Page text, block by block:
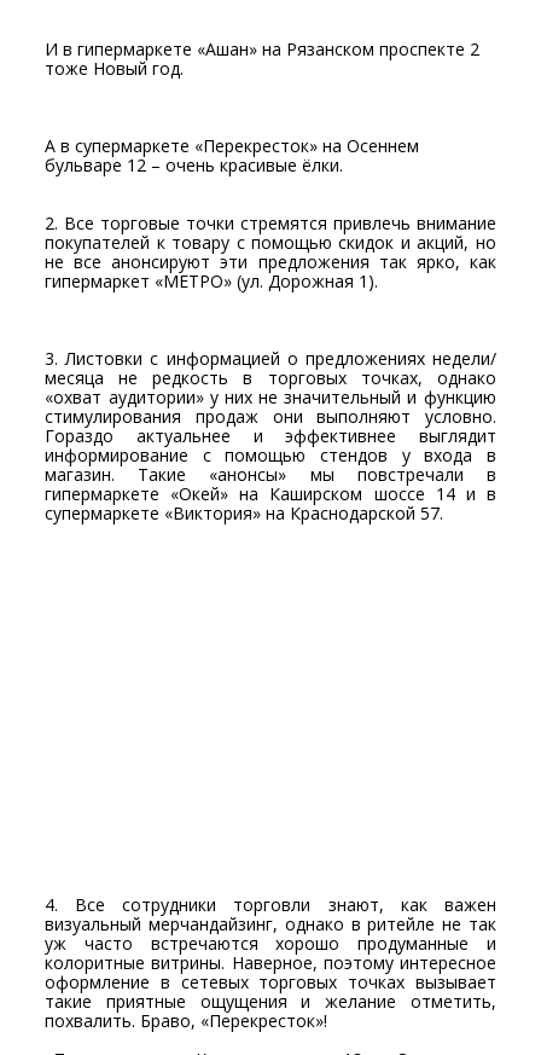
И в гипермаркете «Ашан» на Рязанском проспекте 2
тоже Новый год.
А в супермаркете «Перекресток» на Осеннем
бульваре 12 – очень красивые ёлки.
2. Все торговые точки стремятся привлечь внимание
покупателей к товару с помощью скидок и акций, но
не все анонсируют эти предложения так ярко, как
гипермаркет «МЕТРО» (ул. Дорожная 1).
3. Листовки с информацией о предложениях недели/
месяца не редкость в торговых точках, однако
«охват аудитории» у них не значительный и функцию
стимулирования продаж они выполняют условно.
Гораздо актуальнее и эффективнее выглядит
информирование с помощью стендов у входа в
магазин. Такие «анонсы» мы повстречали в
гипермаркете «Окей» на Каширском шоссе 14 и в
супермаркете «Виктория» на Краснодарской 57.
4. Все сотрудники торговли знают, как важен
визуальный мерчандайзинг, однако в ритейле не так
уж часто встречаются хорошо продуманные и
колоритные витрины. Наверное, поэтому интересное
оформление в сетевых торговых точках вызывает
такие приятные ощущения и желание отметить,
похвалить. Браво, «Перекресток»!